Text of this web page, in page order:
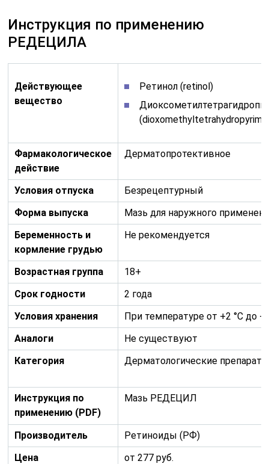
Инструкция по применению
РЕДЕЦИЛА
Действующее
вещество
Ретинол (retinol)
Фармакологическое
действие
Дерматопротективное
Условия отпуска
Безрецептурный
Форма выпуска
Мазь для наружного
Беременность и
кормление грудью
Не рекомендуется
Возрастная группа
18+
Срок годности
2 года
Условия хранения
При температуре от +2 °С до
Аналоги
Не существуют
Категория
Дерматологические
Инструкция по
применению (PDF)
Мазь РЕДЕЦИЛ
Производитель
Ретиноиды (РФ)
Цена
от 277 руб.